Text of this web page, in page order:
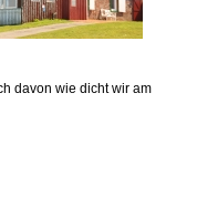
davon wie dicht wir am